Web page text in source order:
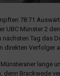
78:71
UBC Münster 2
nächsten Tag das
direkten Verfolger
lange
denn Brackwede